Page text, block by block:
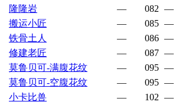
隆隆岩
— 082 —
搬运小匠
— 085 —
铁骨土人
— 086 —
修建老匠
— 087 —
莫鲁贝可-满腹花纹
— 095 —
莫鲁贝可-空腹花纹
— 095 —
小卡比兽
— 102 —